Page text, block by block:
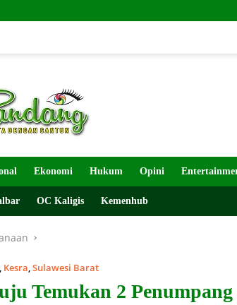
Ekonomi Hukum Opini
OC Kaligis Kemenhub
, Kesra,Sulawesi Barat
Temukan 2